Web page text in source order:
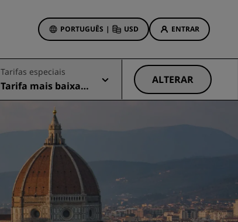
PORTUGUÊS | USD ENTRAR
Ofertas de hotéis
Prêmios desde o primeiro
momento
Deals of the Day
Reserve com antecedência
Confira nossos pacotes
Tarifas especiais
Tarifa mais baixa d
isponível
ALTERAR